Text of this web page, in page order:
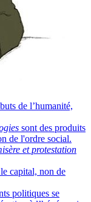
de l’humanité,
sont des produits
de l'ordre social.
et protestation
capital, non de
politiques se